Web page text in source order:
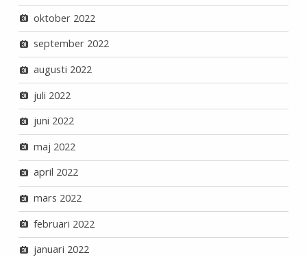
oktober 2022
september 2022
augusti 2022
juli 2022
juni 2022
maj 2022
april 2022
mars 2022
februari 2022
januari 2022